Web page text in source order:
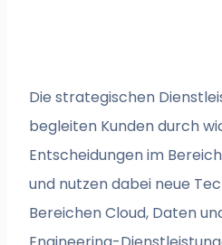
Die strategischen
begleiten Kunden durch
Entscheidungen im
und nutzen dabei neue
Bereichen Cloud, Daten